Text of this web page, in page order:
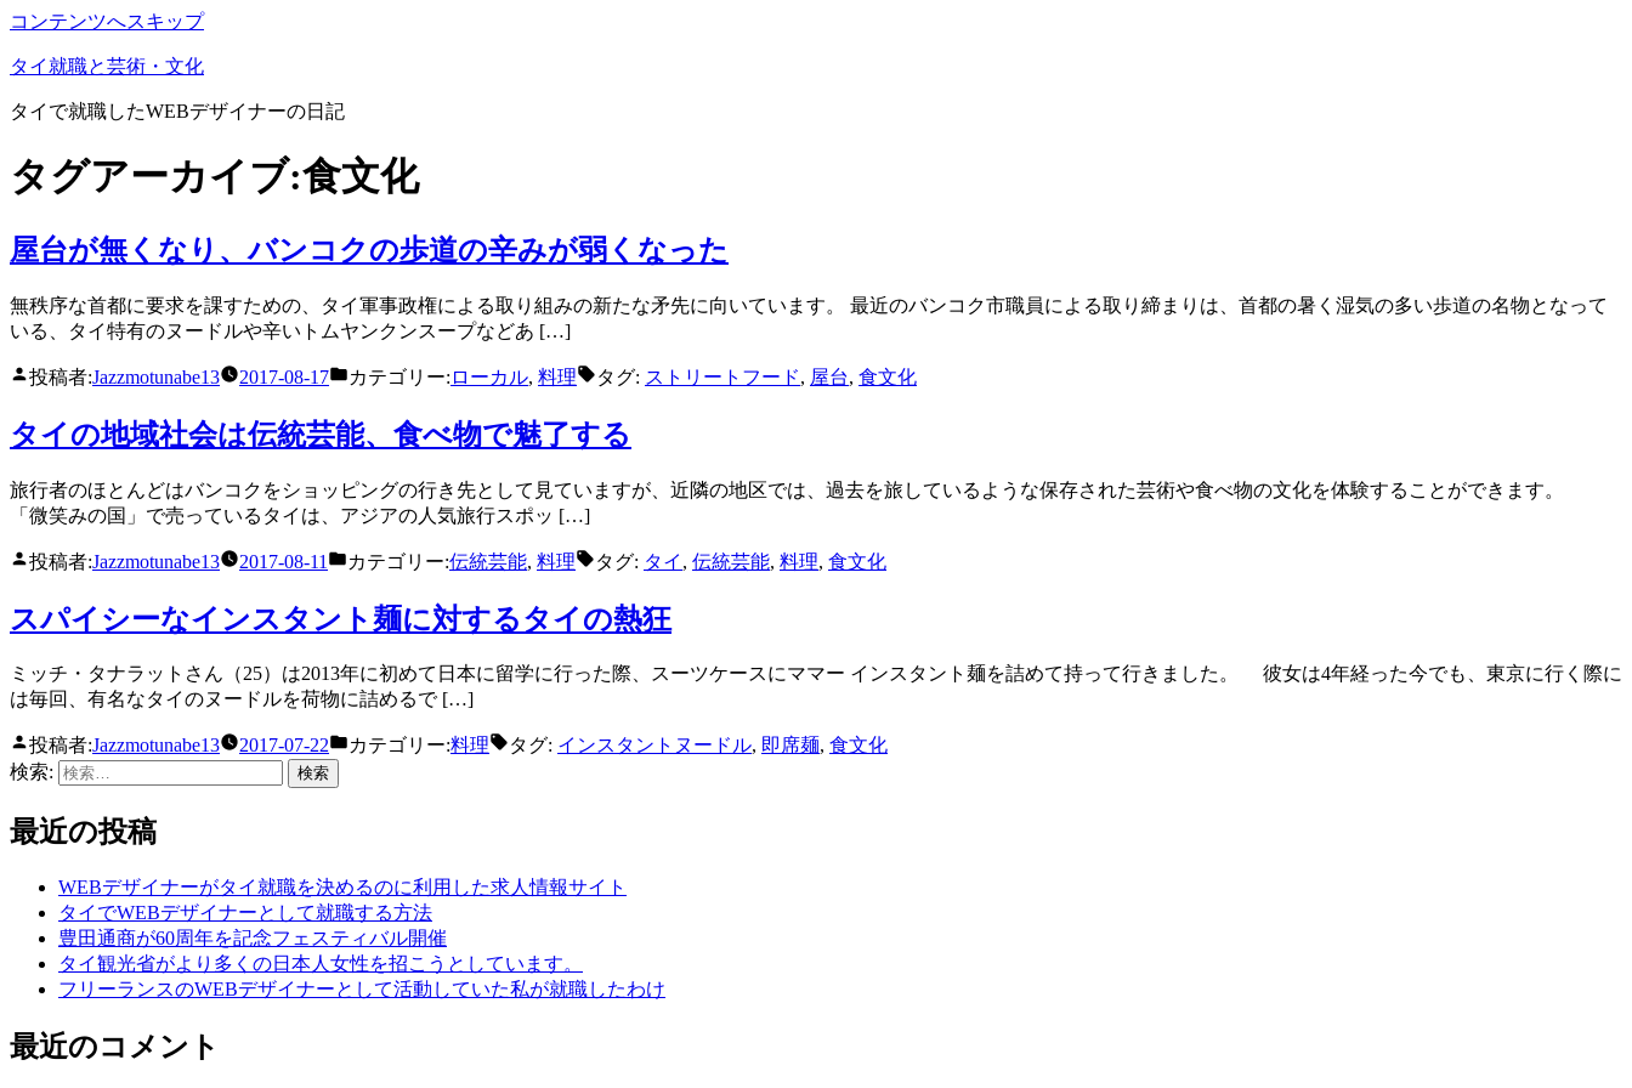
コンテンツへスキップ
タイ就職と芸術・文化
タイで就職したWEBデザイナーの日記
タグアーカイブ:食文化
屋台が無くなり、バンコクの歩道の辛みが弱くなった
無秩序な首都に要求を課すための、タイ軍事政権による取り組みの新たな矛先に向いています。 最近のバンコク市職員による取り締まりは、首都の暑く湿気の多い歩道の名物となって
いる、タイ特有のヌードルや辛いトムヤンクンスープなどあ […]
投稿者:Jazzmotunabe13 2017-08-17 カテゴリー: ローカル, 料理 タグ: ストリートフード, 屋台, 食文化
タイの地域社会は伝統芸能、食べ物で魅了する
旅行者のほとんどはバンコクをショッピングの行き先として見ていますが、近隣の地区では、過去を旅しているような保存された芸術や食べ物の文化を体験することができます。
「微笑みの国」で売っているタイは、アジアの人気旅行スポッ […]
投稿者:Jazzmotunabe13 2017-08-11 カテゴリー:伝統芸能, 料理 タグ: タイ , 伝統芸能, 料理, 食文化
スパイシーなインスタント麺に対するタイの熱狂
ミッチ・タナラットさん（25）は2013年に初めて日本に留学に行った際、スーツケースにママー インスタント麺を詰めて持って行きました。 彼女は4年経った今でも、東京に行く際に
は毎回、有名なタイのヌードルを荷物に詰めるで […]
投稿者:Jazzmotunabe13 2017-07-22 カテゴリー:料理 タグ: インスタントヌードル, 即席麺, 食文化
検索:
最近の投稿
WEBデザイナーがタイ就職を決めるのに利用した求人情報サイト
タイでWEBデザイナーとして就職する方法
豊田通商が60周年を記念フェスティバル開催
タイ観光省がより多くの日本人女性を招こうとしています。
フリーランスのWEBデザイナーとして活動していた私が就職したわけ
最近のコメント